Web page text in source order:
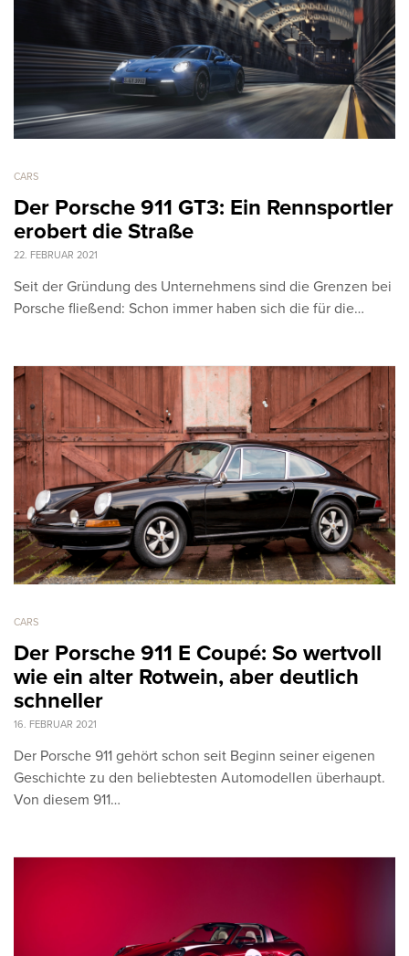
CARS
Der Porsche 911 GT3: Ein Rennsportler
erobert die Straße
22. FEBRUAR 2021
Seit der Gründung des Unternehmens sind die Grenzen bei
Porsche fließend: Schon immer haben sich die für die…
CARS
Der Porsche 911 E Coupé: So wertvoll
wie ein alter Rotwein, aber deutlich
schneller
16. FEBRUAR 2021
Der Porsche 911 gehört schon seit Beginn seiner eigenen
Geschichte zu den beliebtesten Automodellen überhaupt.
Von diesem 911…